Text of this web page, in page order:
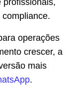
operações
crescer, a
mais
.